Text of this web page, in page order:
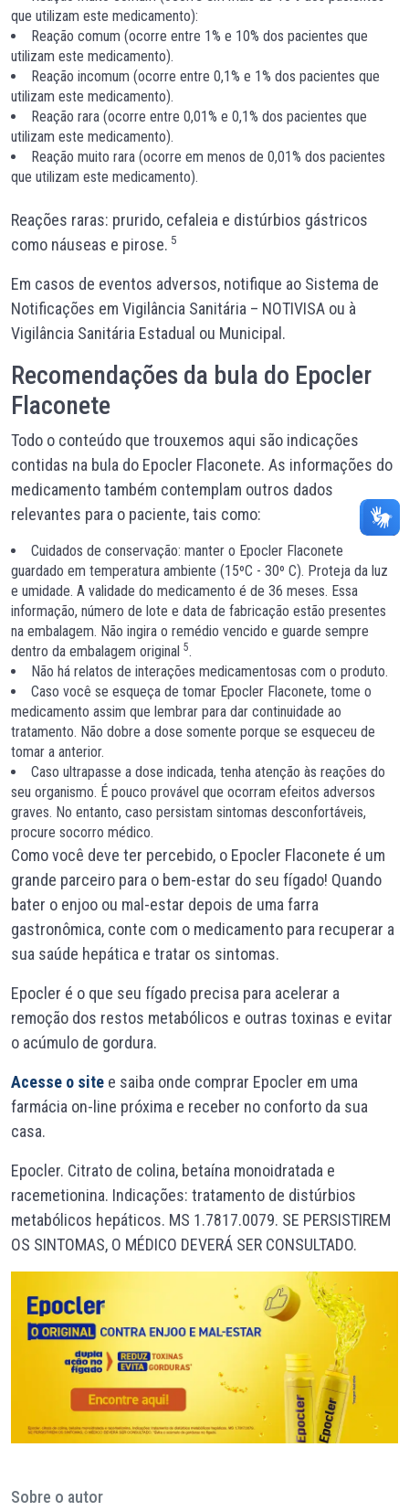
que utilizam este medicamento):
Reação comum (ocorre entre 1% e 10% dos pacientes que
utilizam este medicamento).
Reação incomum (ocorre entre 0,1% e 1% dos pacientes que
utilizam este medicamento).
Reação rara (ocorre entre 0,01% e 0,1% dos pacientes que
utilizam este medicamento).
Reação muito rara (ocorre em menos de 0,01% dos pacientes
que utilizam este medicamento).
Reações raras: prurido, cefaleia e distúrbios gástricos
como náuseas e pirose. 5
Em casos de eventos adversos, notifique ao Sistema de
Notificações em Vigilância Sanitária – NOTIVISA ou à
Vigilância Sanitária Estadual ou Municipal.
Recomendações da bula do Epocler
Flaconete
Todo o conteúdo que trouxemos aqui são indicações
contidas na bula do Epocler Flaconete. As informações do
medicamento também contemplam outros dados
relevantes para o paciente, tais como:
Cuidados de conservação: manter o Epocler Flaconete
guardado em temperatura ambiente (15ºC - 30º C). Proteja da luz
e umidade. A validade do medicamento é de 36 meses. Essa
informação, número de lote e data de fabricação estão presentes
na embalagem. Não ingira o remédio vencido e guarde sempre
dentro da embalagem original 5.
Não há relatos de interações medicamentosas com o produto.
Caso você se esqueça de tomar Epocler Flaconete, tome o
medicamento assim que lembrar para dar continuidade ao
tratamento. Não dobre a dose somente porque se esqueceu de
tomar a anterior.
Caso ultrapasse a dose indicada, tenha atenção às reações do
seu organismo. É pouco provável que ocorram efeitos adversos
graves. No entanto, caso persistam sintomas desconfortáveis,
procure socorro médico.
Como você deve ter percebido, o Epocler Flaconete é um
grande parceiro para o bem-estar do seu fígado! Quando
bater o enjoo ou mal-estar depois de uma farra
gastronômica, conte com o medicamento para recuperar a
sua saúde hepática e tratar os sintomas.
Epocler é o que seu fígado precisa para acelerar a
remoção dos restos metabólicos e outras toxinas e evitar
o acúmulo de gordura.
Acesse o site e saiba onde comprar Epocler em uma
farmácia on-line próxima e receber no conforto da sua
casa.
Epocler. Citrato de colina, betaína monoidratada e
racemetionina. Indicações: tratamento de distúrbios
metabólicos hepáticos. MS 1.7817.0079. SE PERSISTIREM
OS SINTOMAS, O MÉDICO DEVERÁ SER CONSULTADO.
Sobre o autor